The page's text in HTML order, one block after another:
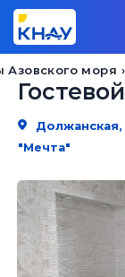
Азовского моря
"Мечта"